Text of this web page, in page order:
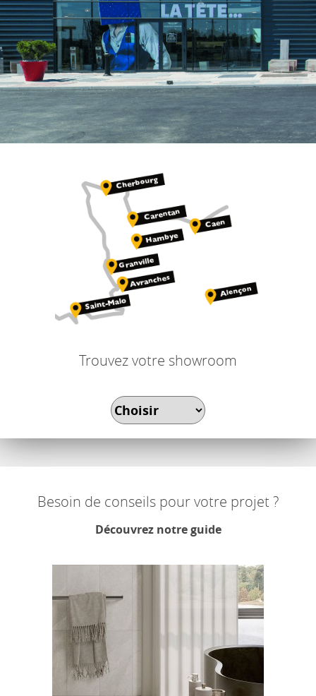
Trouvez votre showroom
Besoin de conseils pour votre projet ?
Découvrez notre guide